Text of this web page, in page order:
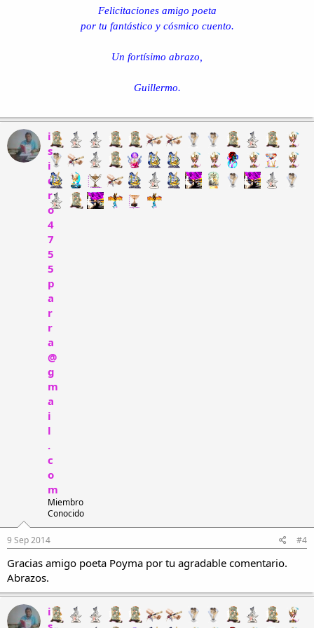
Felicitaciones amigo poeta
por tu fantástico y cósmico cuento.
Un fortísimo abrazo,
Guillermo.
i
s
i
d
r
o
4
7
5
5
p
a
r
r
a
@
g
m
a
i
l
.
c
o
m
Miembro
Conocido
9 Sep 2014 #4
Gracias amigo poeta Poyma por tu agradable comentario.
Abrazos.
i